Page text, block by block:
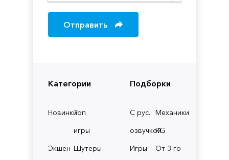
Категории
НовинкиТоп
игры
Экшен Шутеры
Подборки
С рус.
озвучкой
Механики
RG
Игры
От 3-го
Отправить